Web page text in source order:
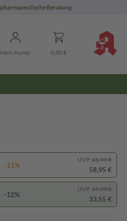
pharmazeutische Beratung
Mein Konto 0,00 €
-11%
UVP: 65,99 €
58,95 €
-12%
UVP: 37,99 €
33,55 €